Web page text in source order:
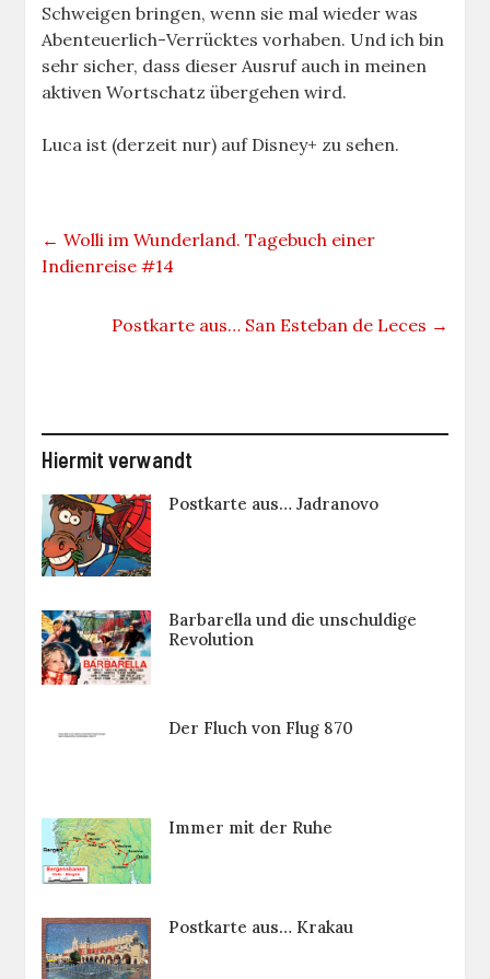
Schweigen bringen, wenn sie mal wieder was
Abenteuerlich-Verrücktes vorhaben. Und ich bin
sehr sicher, dass dieser Ausruf auch in meinen
aktiven Wortschatz übergehen wird.
Luca ist (derzeit nur) auf Disney+ zu sehen.
← Wolli im Wunderland. Tagebuch einer
Indienreise #14
Postkarte aus… San Esteban de Leces →
Hiermit verwandt
Postkarte aus… Jadranovo
Barbarella und die unschuldige
Revolution
Der Fluch von Flug 870
Immer mit der Ruhe
Postkarte aus… Krakau